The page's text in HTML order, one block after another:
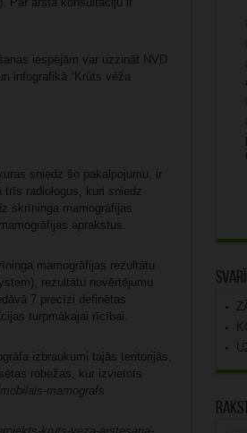
iespējām var uzzināt NVD
infografikā “Krūts vēža
sniedz šo pakalpojumu, ir
radiologus, kuri sniedz
skrīninga mamogrāfijas
aprakstus.
mamogrāfijas rezultātu
rezultātu novērtējumu
7 precīzi definētas
turpmākajai rīcībai.
izbraukumi tajās teritorijās,
robežas, kur izvietots
mamografs